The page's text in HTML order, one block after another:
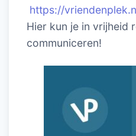
https://
Hier kun je in vrijheid
communiceren!